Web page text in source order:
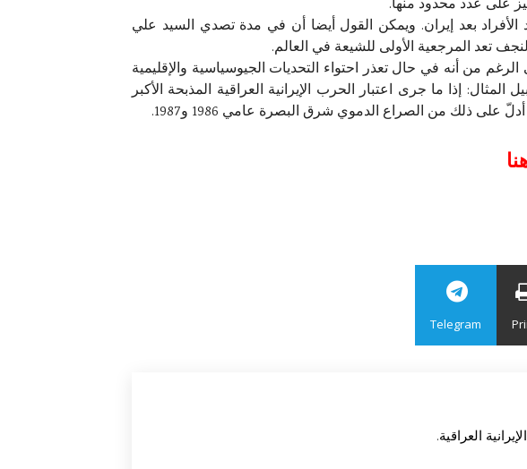
على عدد محدود منها.
حيث عدد الأفراد بعد إيران. ويمكن القول أيضا أن في مدة تصدي السيد علي
تعد المرجعية الأولى للشيعة في العالم.
من أنه في حال تعذر احتواء التحديات الجيوسياسية والإقليمية
إذا ما جرى اعتبار الحرب الإيرانية العراقية المذبحة الأكبر
ذلك من الصراع الدموي شرق البصرة عامي 1986 و1987.
Telegram
العراقية.